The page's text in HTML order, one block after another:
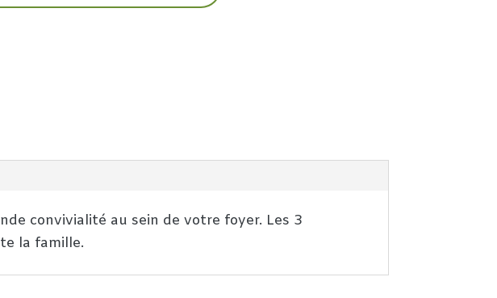
convivialité au sein de votre foyer. Les 3
la famille.